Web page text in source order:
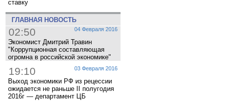
ставку
ГЛАВНАЯ НОВОСТЬ
04 Февраля 2016
02:50
Экономист Дмитрий Травин
"Коррупционная составляющая
огромна в российской экономике"
03 Февраля 2016
19:10
Выход экономики РФ из рецессии
ожидается не раньше II полугодия
2016г — департамент ЦБ